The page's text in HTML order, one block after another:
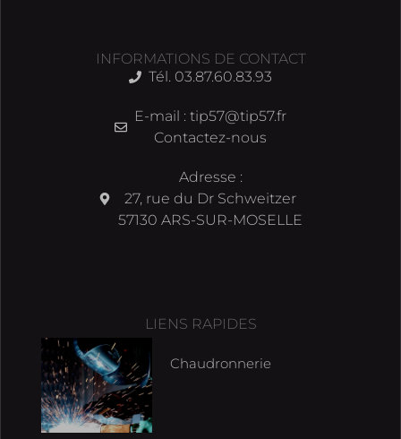
INFORMATIONS DE CONTACT
Tél. 03.87.60.83.93
E-mail : tip57@tip57.fr
Contactez-nous
Adresse :
27, rue du Dr Schweitzer
57130 ARS-SUR-MOSELLE
LIENS RAPIDES
Chaudronnerie